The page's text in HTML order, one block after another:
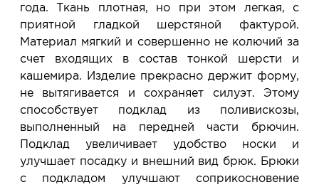
года. Ткань плотная, но при этом легкая, с
приятной гладкой шерстяной фактурой.
Материал мягкий и совершенно не колючий за
счет входящих в состав тонкой шерсти и
кашемира. Изделие прекрасно держит форму,
не вытягивается и сохраняет силуэт. Этому
способствует подклад из поливискозы,
выполненный на передней части брючин.
Подклад увеличивает удобство носки и
улучшает посадку и внешний вид брюк. Брюки
с подкладом улучшают соприкосновение